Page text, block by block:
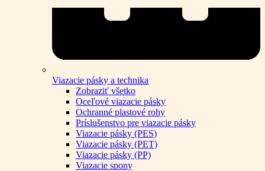
Viazacie pásky a technika
Zobraziť všetko
Oceľové viazacie pásky
Ochranné plastové rohy
Príslušenstvo pre viazacie pásky
Viazacie pásky (PES)
Viazacie pásky (PET)
Viazacie pásky (PP)
Viazacie spony